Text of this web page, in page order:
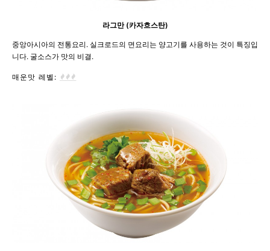
라그만 (카자흐스탄)
중앙아시아의 전통요리. 실크로드의 면요리는 양고기를 사용하는 것이 특징입
니다. 굴소스가 맛의 비결.
매운맛 레벨: